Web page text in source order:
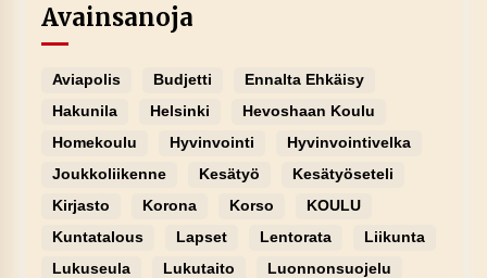
Avainsanoja
Aviapolis Budjetti
Ennalta Ehkäisy
Hakunila
Helsinki
Hevoshaan Koulu
Homekoulu
Hyvinvointi
Hyvinvointivelka
Joukkoliikenne
Kesätyö
Kesätyöseteli
Kirjasto
Korona Korso
KOULU
Kuntatalous
Lapset Lentorata
Liikunta
Lukuseula
Lukutaito
Luonnonsuojelu